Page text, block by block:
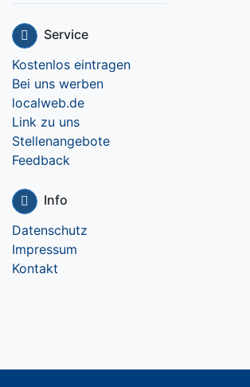
Service
Kostenlos eintragen
Bei uns werben
localweb.de
Link zu uns
Stellenangebote
Feedback
Info
Datenschutz
Impressum
Kontakt